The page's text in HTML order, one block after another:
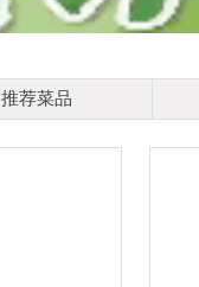
推荐菜品